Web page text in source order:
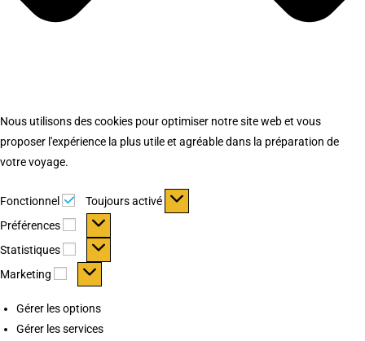
Nous utilisons des cookies pour optimiser notre site web et vous
proposer l'expérience la plus utile et agréable dans la préparation de
votre voyage.
Fonctionnel Fonctionnel
Toujours activé
Préférences
Préférences
Statistiques Statistiques
Marketing Marketing
Gérer les options
Gérer les services